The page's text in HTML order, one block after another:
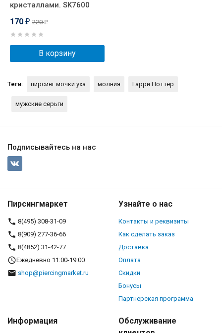
кристаллами. SK7600
170 ₽ 220₽
В корзину
Теги: пирсинг мочки уха молния Гарри Поттер
мужские серьги
Подписывайтесь на нас
Пирсингмаркет
8(495) 308-31-09
8(909) 277-36-66
8(4852) 31-42-77
Ежедневно 11:00-19:00
shop@piercingmarket.ru
Узнайте о нас
Контакты и реквизиты
Как сделать заказ
Доставка
Оплата
Скидки
Бонусы
Партнерская программа
Информация
Обслуживание